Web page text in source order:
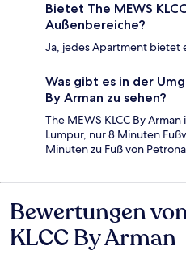
Bietet The MEWS
Außenbereiche?
Ja, jedes Apartment bietet
Was gibt es in der
By Arman zu sehen?
The MEWS KLCC By
Lumpur, nur 8 Minuten
Minuten zu Fuß von
Bewertungen
Bewertungen
KLCC By Arman